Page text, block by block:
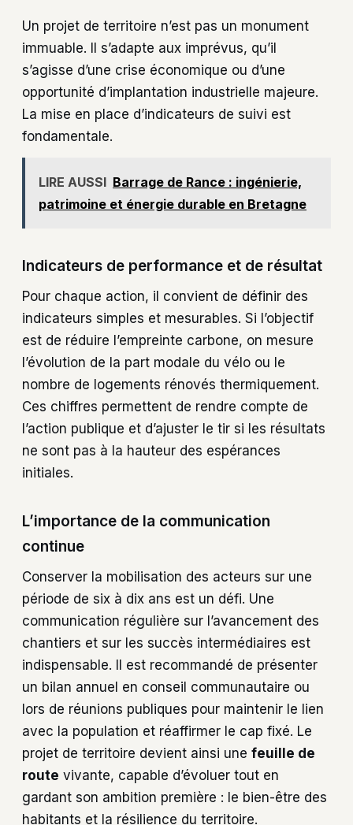
Un projet de territoire n’est pas un monument
immuable. Il s’adapte aux imprévus, qu’il
s’agisse d’une crise économique ou d’une
opportunité d’implantation industrielle majeure.
La mise en place d’indicateurs de suivi est
fondamentale.
LIRE AUSSI Barrage de Rance : ingénierie,
patrimoine et énergie durable en Bretagne
Indicateurs de performance et de résultat
Pour chaque action, il convient de définir des
indicateurs simples et mesurables. Si l’objectif
est de réduire l’empreinte carbone, on mesure
l’évolution de la part modale du vélo ou le
nombre de logements rénovés thermiquement.
Ces chiffres permettent de rendre compte de
l’action publique et d’ajuster le tir si les résultats
ne sont pas à la hauteur des espérances
initiales.
L’importance de la communication
continue
Conserver la mobilisation des acteurs sur une
période de six à dix ans est un défi. Une
communication régulière sur l’avancement des
chantiers et sur les succès intermédiaires est
indispensable. Il est recommandé de présenter
un bilan annuel en conseil communautaire ou
lors de réunions publiques pour maintenir le lien
avec la population et réaffirmer le cap fixé. Le
projet de territoire devient ainsi une feuille de
route vivante, capable d’évoluer tout en
gardant son ambition première : le bien-être des
habitants et la résilience du territoire.